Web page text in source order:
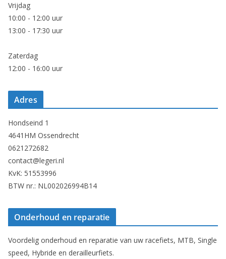
Vrijdag
10:00 - 12:00 uur
13:00 - 17:30 uur
Zaterdag
12:00 - 16:00 uur
Adres
Hondseind 1
4641HM Ossendrecht
0621272682
contact@legeri.nl
KvK: 51553996
BTW nr.: NL002026994B14
Onderhoud en reparatie
Voordelig onderhoud en reparatie van uw racefiets, MTB, Single
speed, Hybride en derailleurfiets.